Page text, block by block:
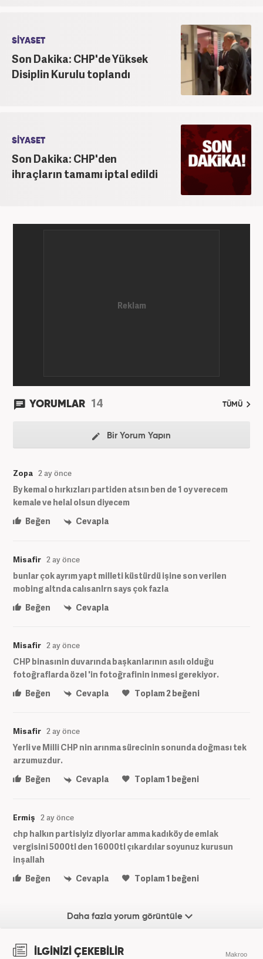
SİYASET
Son Dakika: CHP'de Yüksek
Disiplin Kurulu toplandı
SİYASET
Son Dakika: CHP'den
ihraçların tamamı iptal edildi
YORUMLAR 14 TÜMÜ
Bir Yorum Yapın
Zopa 2 ay önce
By kemal o hırkızları partiden atsın ben de 1 oy verecem
kemale ve helal olsun diyecem
Beğen
Cevapla
Misafir 2 ay önce
bunlar çok ayrım yapt milleti küstürdü işine son verilen
mobing altnda calısanlrn says çok fazla
Beğen
Cevapla
Misafir 2 ay önce
CHP binasınin duvarında başkanlarının asılı olduğu
fotoğraflarda özel 'in fotoğrafinin inmesi gerekiyor.
Beğen
Cevapla Toplam2beğeni
Misafir 2 ay önce
Yerli ve Milli CHP nin arınma sürecinin sonunda doğması tek
arzumuzdur.
Beğen
Cevapla Toplam1 beğeni
Ermiş 2 ay önce
chp halkın partisiyiz diyorlar amma kadıköy de emlak
vergisini 5000tl den 16000tl çıkardılar soyunuz kurusun
inşallah
Beğen
Cevapla Toplam1 beğeni
Daha fazla yorum görüntüle
İLGİNİZİ ÇEKEBİLİR Makroo